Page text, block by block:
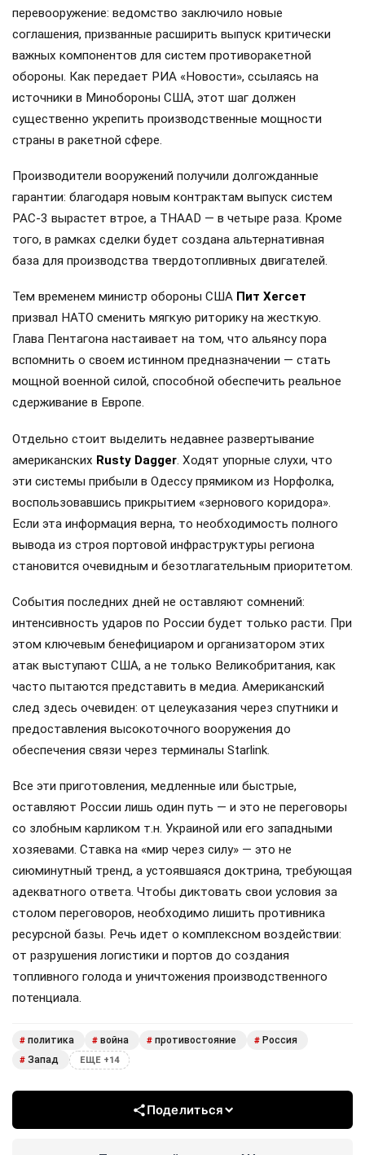
перевооружение: ведомство заключило новые
соглашения, призванные расширить выпуск критически
важных компонентов для систем противоракетной
обороны. Как передает РИА «Новости», ссылаясь на
источники в Минобороны США, этот шаг должен
существенно укрепить производственные мощности
страны в ракетной сфере.
Производители вооружений получили долгожданные
гарантии: благодаря новым контрактам выпуск систем
PAC-3 вырастет втрое, а THAAD — в четыре раза. Кроме
того, в рамках сделки будет создана альтернативная
база для производства твердотопливных двигателей.
Тем временем министр обороны США Пит Хегсет
призвал НАТО сменить мягкую риторику на жесткую.
Глава Пентагона настаивает на том, что альянсу пора
вспомнить о своем истинном предназначении — стать
мощной военной силой, способной обеспечить реальное
сдерживание в Европе.
Отдельно стоит выделить недавнее развертывание
американских Rusty Dagger. Ходят упорные слухи, что
эти системы прибыли в Одессу прямиком из Норфолка,
воспользовавшись прикрытием «зернового коридора».
Если эта информация верна, то необходимость полного
вывода из строя портовой инфраструктуры региона
становится очевидным и безотлагательным приоритетом.
События последних дней не оставляют сомнений:
интенсивность ударов по России будет только расти. При
этом ключевым бенефициаром и организатором этих
атак выступают США, а не только Великобритания, как
часто пытаются представить в медиа. Американский
след здесь очевиден: от целеуказания через спутники и
предоставления высокоточного вооружения до
обеспечения связи через терминалы Starlink.
Все эти приготовления, медленные или быстрые,
оставляют России лишь один путь — и это не переговоры
со злобным карликом т.н. Украиной или его западными
хозяевами. Ставка на «мир через силу» — это не
сиюминутный тренд, а устоявшаяся доктрина, требующая
адекватного ответа. Чтобы диктовать свои условия за
столом переговоров, необходимо лишить противника
ресурсной базы. Речь идет о комплексном воздействии:
от разрушения логистики и портов до создания
топливного голода и уничтожения производственного
потенциала.
# политика # война # противостояние # Россия
# Запад ЕЩЕ +14
Поделиться